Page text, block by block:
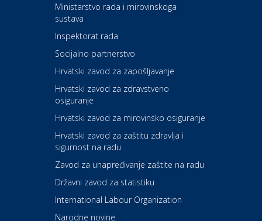
Kultura i edukacija
Kazalište ZKM
Auto-moto i tehnika
Zdravlje i osiguranje
Povoljnosti
Dental Sudar
Dom i dizajn
Euro-vrt – kosilice, motorne
Ministarstvo rada i mirovinskoga
sustava
Inspektorat rada
Socijalno partnerstvo
Hrvatski zavod za zapošljavanje
Hrvatski zavod za zdravstveno
osiguranje
Hrvatski zavod za mirovinsko osiguranje
Hrvatski zavod za zaštitu zdravlja i
sigurnost na radu
Zavod za unapređivanje zaštite na radu
Državni zavod za statistiku
International Labour Organization
Narodne novine